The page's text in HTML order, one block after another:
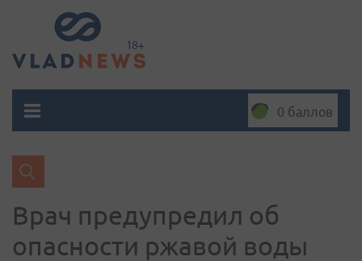
0 баллов
Врач предупредил об
опасности ржавой воды